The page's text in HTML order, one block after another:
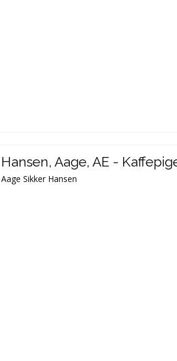
Hansen, Aage, AE -
Aage Sikker Hansen